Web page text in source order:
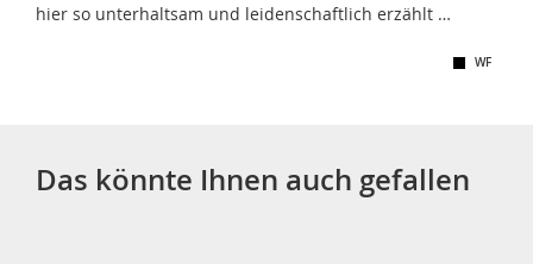
hier so unterhaltsam und leidenschaftlich erzählt …
WF
Das könnte Ihnen auch gefallen